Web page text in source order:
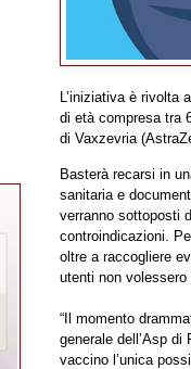
L’iniziativa è rivolta
di età compresa tra
di Vaxzevria
Basterà recarsi in
sanitaria e
verranno sottoposti
controindicazioni.
oltre a raccogliere
utenti non
“Il momento
generale dell’Asp
vaccino l’unica